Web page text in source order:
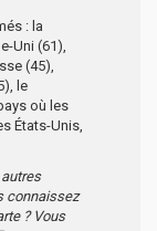
: la
Uni (61),
(45),
le
où les
États-Unis,
connaissez
? Vous